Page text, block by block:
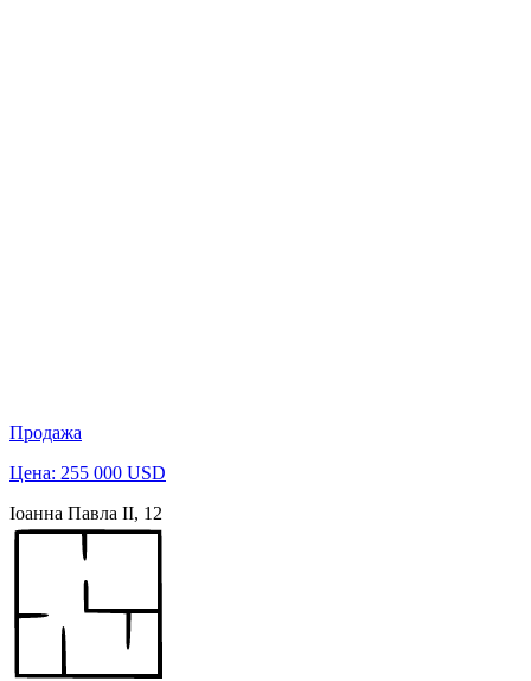
Продажа
Цена: 255 000 USD
Іоанна Павла ІІ, 12